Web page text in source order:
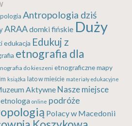
Antropologia dziś
ARAAdomki fińskie Duży
edukacja Edukuj z
etnografia dla
do kieszeni etnograficzne mapy
książka lato w mieście materiały edukacyjne
Aktywne Nasze miejsce
online podróże
Polacy w Macedonii